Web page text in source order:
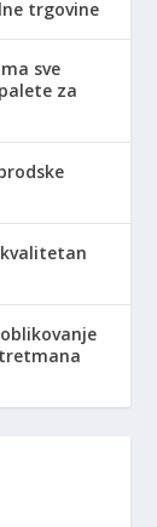
trgovine
sve
za